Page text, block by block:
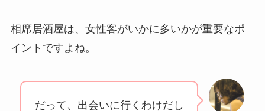
相席居酒屋は、女性客がいかに多いかが重要なポ
イントですよね。
だって、出会いに行くわけだし